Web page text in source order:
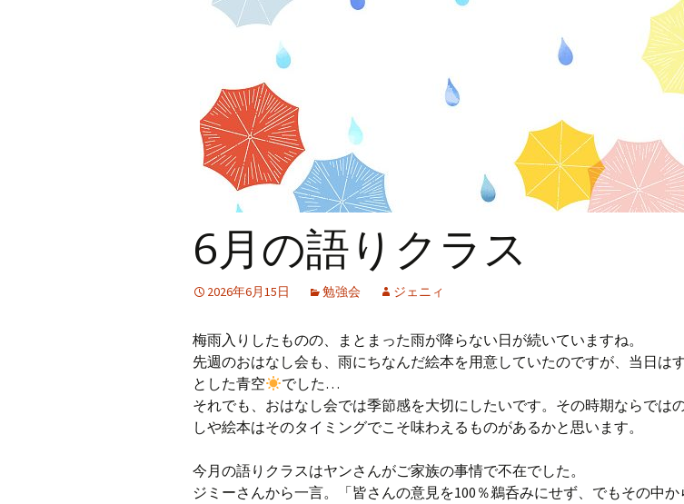
6月の語りクラス
2026年6月15日 勉強会 ジェニィ
梅雨入りしたものの、まとまった雨が降らない日が続いていますね。
先週のおはなし会も、雨にちなんだ絵本を用意していたのですが、当日は
とした青空
でした…
それでも、おはなし会では季節感を大切にしたいです。その時期ならでは
しや絵本はそのタイミングでこそ味わえるものがあるかと思います。
今月の語りクラスはヤンさんがご家族の事情で不在でした。
ジミーさんから一言。「皆さんの意見を100％鵜呑みにせず、でもその中か